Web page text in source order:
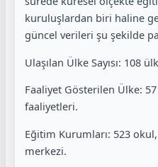
kuruluşlardan biri haline
güncel verileri şu şekilde
Ulaşılan Ülke Sayısı: 108
Faaliyet Gösterilen Ülke:
faaliyetleri.
Eğitim Kurumları: 523
merkezi.